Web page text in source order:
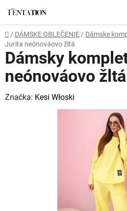
obsah
Domov
/ DÁMSKE OBLEČENIE / Dámske
Jurita neónováovo žltá
Dámsky
neónováovo žltá
Značka: Kesi Włoski